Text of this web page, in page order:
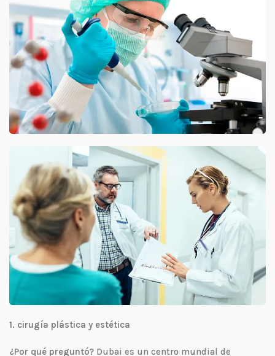
1. cirugía plástica y estética
¿Por qué preguntó? Dubai es un centro mundial de